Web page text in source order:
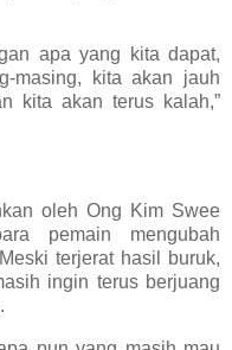
apa yang kita dapat,
masing, kita akan jauh
kita akan terus kalah,”
oleh Ong Kim Swee
pemain mengubah
terjerat hasil buruk,
ingin terus berjuang